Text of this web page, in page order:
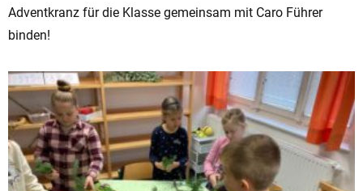
Adventkranz für die Klasse gemeinsam mit Caro Führer
binden!